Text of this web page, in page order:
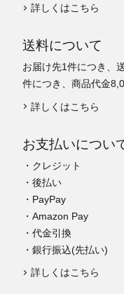
詳しくはこちら
送料について
お届け先1件につき、
件につき、商品代金
詳しくはこちら
お支払いについ
・クレジット
・後払い
・PayPay
・Amazon Pay
・代金引換
・銀行振込(先払い)
詳しくはこちら